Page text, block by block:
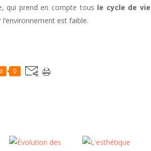
qui prend en compte tous le cycle de vie
est faible.
0